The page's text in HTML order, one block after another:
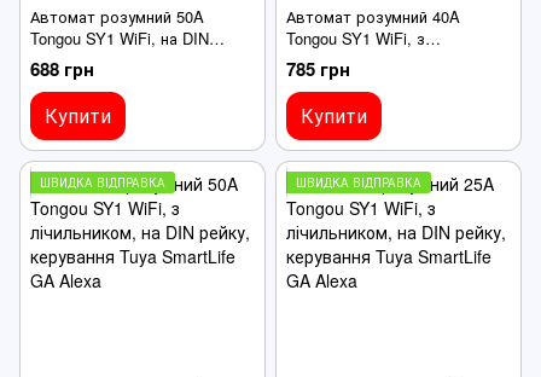
Автомат розумний 50A
Tongou SY1 WiFi, на DIN
рейку, керування Tuya
SmartLife GA Alexa
688 грн
Купити
Автомат розумний 40A
Tongou SY1 WiFi, з
лічильником, на DIN рейку,
керування Tuya SmartLife GA
Alexa
785 грн
Купити
ШВИДКА ВІДПРАВКА ШВИДКА ВІДПРАВКА